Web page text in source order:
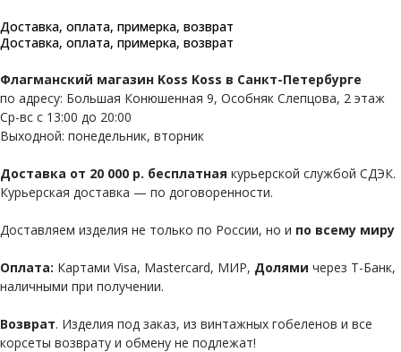
Доставка, оплата, примерка, возврат
Доставка, оплата, примерка, возврат
Флагманский магазин Koss Koss в Санкт-Петербурге
по адресу: Большая Конюшенная 9, Особняк Слепцова, 2 этаж
Ср-вс с 13:00 до 20:00
Выходной: понедельник, вторник
Доставка от 20 000 р. бесплатная курьерской службой СДЭК.
Курьерская доставка — по договоренности.
Доставляем изделия не только по России, но и по всему миру
Оплата: Картами Visa, Mastercard, МИР, Долями через Т-Банк,
наличными при получении.
Возврат. Изделия под заказ, из винтажных гобеленов и все
корсеты возврату и обмену не подлежат!